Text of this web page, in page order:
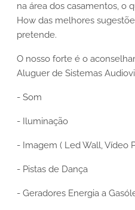
na área dos casamentos, o
How das melhores
pretende.
O nosso forte é o
Aluguer de Sistemas
- Som
- Iluminação
- Imagem ( Led Wall, Vídeo
- Pistas de Dança
- Geradores Energia a